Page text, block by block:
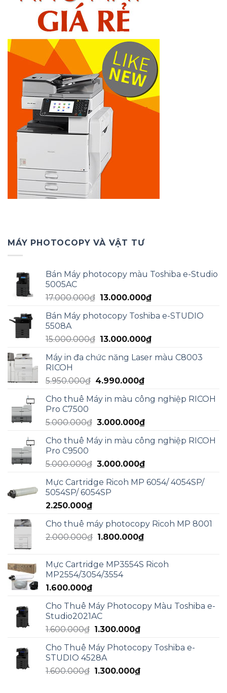
MÁY PHOTOCOPY VÀ VẬT TƯ
Bán Máy photocopy màu Toshiba e-Studio
5005AC
17.000.000₫ Giá
là:
13.000.000₫Giá
tại
13.000.000₫.
Bán Máy photocopy Toshiba e-STUDIO
5508A
15.000.000₫ Giá
là:
13.000.000₫Giá
tại
Máy in đa chức năng Laser màu C8003
RICOH
5.950.000₫ Giá
là:
4.990.000₫Giá
tại
4.990.000₫.
Cho thuê Máy in màu công nghiệp RICOH
Pro C7500
5.000.000₫ Giá
là:
3.000.000₫Giá
tại
3.000.000₫.
Cho thuê Máy in màu công nghiệp RICOH
Pro C9500
5.000.000₫ Giá
là:
5.000.000₫.
3.000.000₫Giá
tại
Mực Cartridge Ricoh MP 6054/ 4054SP/
5054SP/ 6054SP
2.250.000₫
Cho thuê máy photocopy Ricoh MP 8001
2.000.000₫ Giá
2.000.000₫.
1.800.000₫Giá
là:
Mực Cartridge MP3554S Ricoh
MP2554/3054/3554
1.600.000₫
Cho Thuê Máy Photocopy Màu Toshiba e-
Studio2021AC
1.600.000₫ Giá
là:
1.600.000₫.
1.300.000₫Giá
tại
1.300.000₫.
Cho Thuê Máy Photocopy Toshiba e-
STUDIO 4528A
1.600.000₫ Giá
1.300.000₫Giá